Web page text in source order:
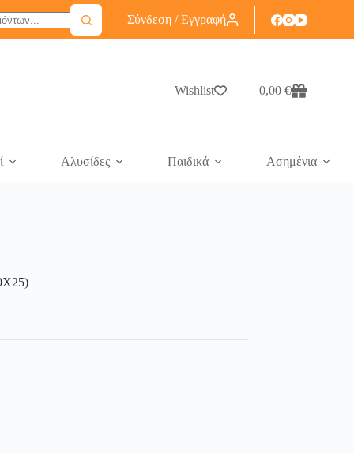
Σύνδεση / Εγγραφή
Wishlist 0,00 €
Αλυσίδες Παιδικά Ασημένια